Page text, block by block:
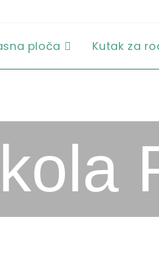
ploča Kutak za